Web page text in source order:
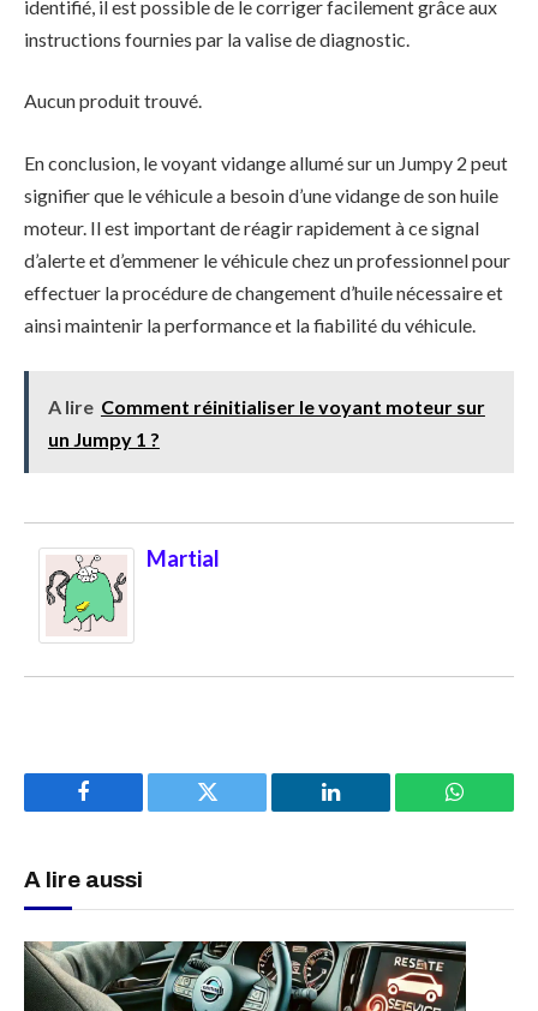
identifié, il est possible de le corriger facilement grâce aux
instructions fournies par la valise de diagnostic.
Aucun produit trouvé.
En conclusion, le voyant vidange allumé sur un Jumpy 2 peut
signifier que le véhicule a besoin d’une vidange de son huile
moteur. Il est important de réagir rapidement à ce signal
d’alerte et d’emmener le véhicule chez un professionnel pour
effectuer la procédure de changement d’huile nécessaire et
ainsi maintenir la performance et la fiabilité du véhicule.
A lire Comment réinitialiser le voyant moteur sur
un Jumpy 1 ?
Martial
Facebook Twitter LinkedIn
A lire aussi